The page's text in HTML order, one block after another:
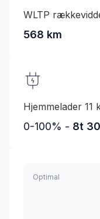
WLTP
568 km
Hjemmelader 11
0-100% - 8t
Optimal